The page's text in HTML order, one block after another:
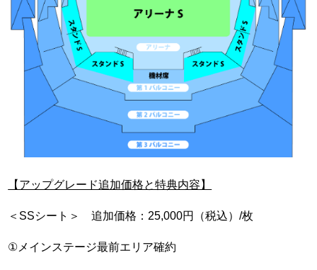
【アップグレード追加価格と特典内容】
＜ SSシート＞ 追加価格： 25,000円（税込）/枚
① メインステージ最前エリア確約